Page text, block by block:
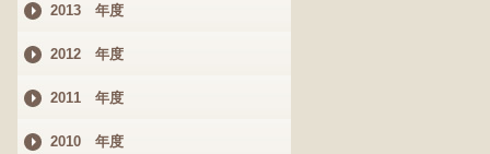
2013 年度
2012 年度
2011 年度
2010 年度